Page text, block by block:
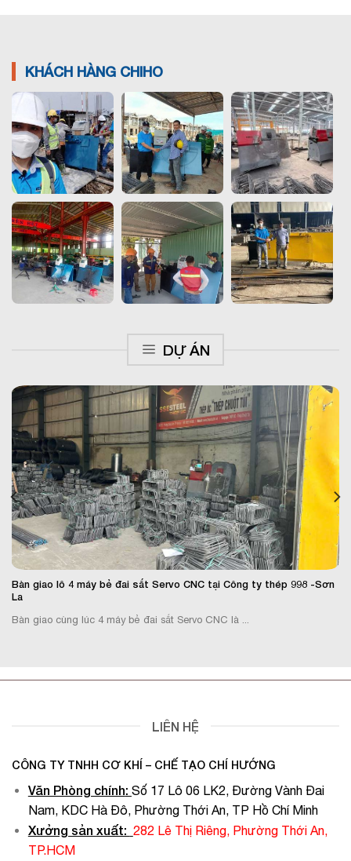
KHÁCH HÀNG CHIHO
DỰ ÁN
Bàn giao lô 4 máy bẻ đai sắt Servo CNC tại Công ty thép 998 -Sơn
La
Bàn giao cùng lúc 4 máy bẻ đai sắt Servo CNC là ...
LIÊN HỆ
CÔNG TY TNHH CƠ KHÍ – CHẾ TẠO CHÍ HƯỚNG
Văn Phòng chính: Số 17 Lô 06 LK2, Đường Vành Đai
Nam, KDC Hà Đô, Phường Thới An, TP Hồ Chí Minh
Xưởng sản xuất: 282 Lê Thị Riêng, Phường Thới An,
TP.HCM